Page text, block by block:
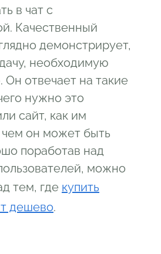
в чат с
Качественный
демонстрирует,
необходимую
Он отвечает на такие
нужно это
сайт, как им
чем он может быть
поработав над
можно
тем, где купить
дешево.